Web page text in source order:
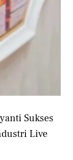
Sukses
Live